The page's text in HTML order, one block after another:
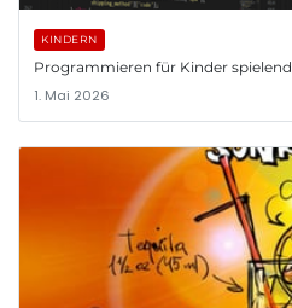
KINDERN
Programmieren für Kinder spielend
1. Mai 2026